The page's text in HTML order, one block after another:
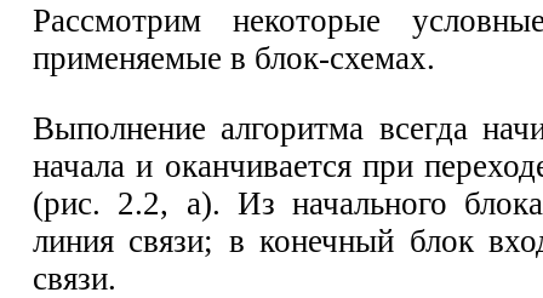
Рассмотрим некоторые
применяемые в блок-схемах.
Выполнение алгоритма всегда
начала и оканчивается при
(рис. 2.2, а). Из начального
линия связи; в конечный блок
связи.